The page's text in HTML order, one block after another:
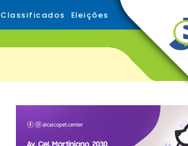
Classificados Eleições